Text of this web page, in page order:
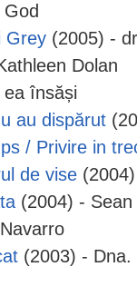
Grey (2005) -
Dolan
însăși
au dispărut
/ Privire in
de vise
(2004) -
(2003) - Dna.